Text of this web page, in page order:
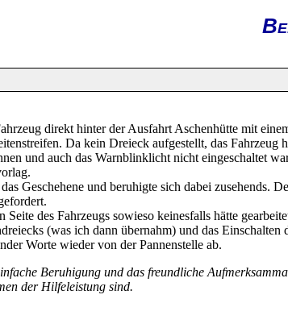
direkt hinter der Ausfahrt Aschenhütte mit
Da kein Dreieck aufgestellt, das Fahrzeug
und auch das Warnblinklicht nicht eingeschaltet
Geschehene und beruhigte sich dabei zusehends.
des Fahrzeugs sowieso keinesfalls hätte
(was ich dann übernahm) und das Einschalten
Worte wieder von der Pannenstelle ab.
Beruhigung und das freundliche
der Hilfeleistung sind.